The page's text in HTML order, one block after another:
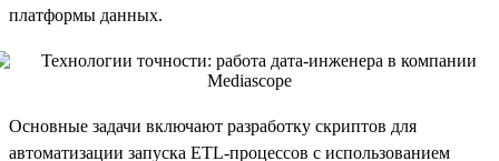
платформы данных.
Основные задачи включают разработку скриптов для
автоматизации запуска ETL-процессов с использованием